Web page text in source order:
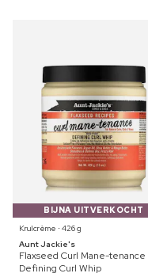
BIJNA UITVERKOCHT
Krulcrème ⋅ 426 g
Aunt Jackie's
Flaxseed Curl Mane-tenance
Defining Curl Whip